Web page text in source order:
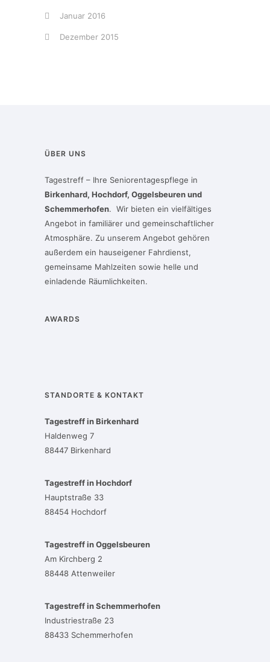
Januar 2016
Dezember 2015
ÜBER UNS
Tagestreff – Ihre Seniorentagespflege in
Birkenhard, Hochdorf, Oggelsbeuren und
Schemmerhofen. Wir bieten ein vielfältiges
Angebot in familiärer und gemeinschaftlicher
Atmosphäre. Zu unserem Angebot gehören
außerdem ein hauseigener Fahrdienst,
gemeinsame Mahlzeiten sowie helle und
einladende Räumlichkeiten.
AWARDS
STANDORTE & KONTAKT
Tagestreff in Birkenhard
Haldenweg 7
88447 Birkenhard
Tagestreff in Hochdorf
Hauptstraße 33
88454 Hochdorf
Tagestreff in Oggelsbeuren
Am Kirchberg 2
88448 Attenweiler
Tagestreff in Schemmerhofen
Industriestraße 23
88433 Schemmerhofen